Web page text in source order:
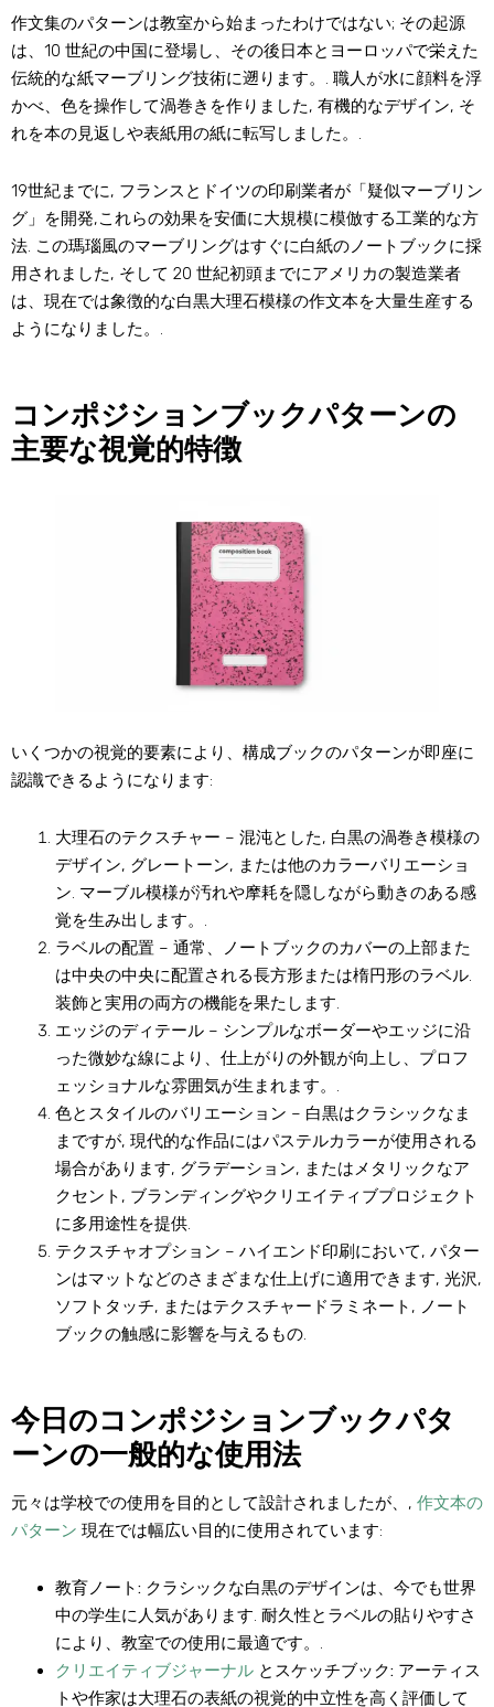
作文集のパターンは教室から始まったわけではない; その起源
は、10 世紀の中国に登場し、その後日本とヨーロッパで栄えた
伝統的な紙マーブリング技術に遡ります。. 職人が水に顔料を浮
かべ、色を操作して渦巻きを作りました, 有機的なデザイン, そ
れを本の見返しや表紙用の紙に転写しました。.
19世紀までに, フランスとドイツの印刷業者が「疑似マーブリン
グ」を開発,これらの効果を安価に大規模に模倣する工業的な方
法. この瑪瑙風のマーブリングはすぐに白紙のノートブックに採
用されました, そして 20 世紀初頭までにアメリカの製造業者
は、現在では象徴的な白黒大理石模様の作文本を大量生産する
ようになりました。.
コンポジションブックパターンの
主要な視覚的特徴
いくつかの視覚的要素により、構成ブックのパターンが即座に
認識できるようになります:
大理石のテクスチャー – 混沌とした, 白黒の渦巻き模様の
デザイン, グレートーン, または他のカラーバリエーショ
ン. マーブル模様が汚れや摩耗を隠しながら動きのある感
覚を生み出します。.
ラベルの配置 – 通常、ノートブックのカバーの上部また
は中央の中央に配置される長方形または楕円形のラベル.
装飾と実用の両方の機能を果たします.
エッジのディテール – シンプルなボーダーやエッジに沿
った微妙な線により、仕上がりの外観が向上し、プロフ
ェッショナルな雰囲気が生まれます。.
色とスタイルのバリエーション – 白黒はクラシックなま
まですが, 現代的な作品にはパステルカラーが使用される
場合があります, グラデーション, またはメタリックなア
クセント, ブランディングやクリエイティブプロジェクト
に多用途性を提供.
テクスチャオプション – ハイエンド印刷において, パター
ンはマットなどのさまざまな仕上げに適用できます, 光沢,
ソフトタッチ, またはテクスチャードラミネート, ノート
ブックの触感に影響を与えるもの.
今日のコンポジションブックパタ
ーンの一般的な使用法
元々は学校での使用を目的として設計されましたが、, 作文本の
パターン 現在では幅広い目的に使用されています:
教育ノート: クラシックな白黒のデザインは、今でも世界
中の学生に人気があります. 耐久性とラベルの貼りやすさ
により、教室での使用に最適です。.
クリエイティブジャーナル とスケッチブック: アーティス
トや作家は大理石の表紙の視覚的中立性を高く評価して